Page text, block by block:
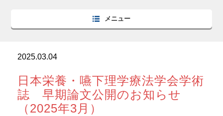
メニュー
2025.03.04
日本栄養・嚥下理学療法学会学術
誌 早期論文公開のお知らせ
（2025年3月）